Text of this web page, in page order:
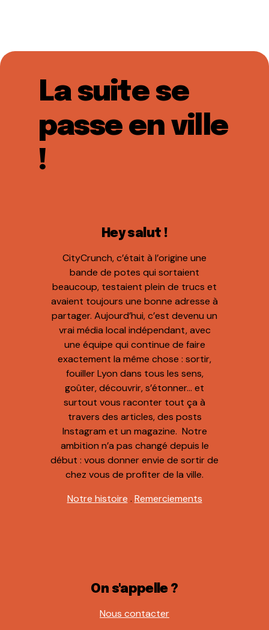
La suite se
passe en ville
!
Hey salut !
CityCrunch, c’était à l’origine une
bande de potes qui sortaient
beaucoup, testaient plein de trucs et
avaient toujours une bonne adresse à
partager. Aujourd’hui, c’est devenu un
vrai média local indépendant, avec
une équipe qui continue de faire
exactement la même chose : sortir,
fouiller Lyon dans tous les sens,
goûter, découvrir, s’étonner… et
surtout vous raconter tout ça à
travers des articles, des posts
Instagram et un magazine. Notre
ambition n’a pas changé depuis le
début : vous donner envie de sortir de
chez vous de profiter de la ville.
Notre histoire . Remerciements
On s'appelle ?
Nous contacter